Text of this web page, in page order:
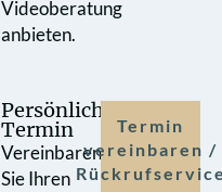
Videoberatung
anbieten.
Persönlicher
Termin
Vereinbaren
Sie Ihren
Termin
vereinbaren /